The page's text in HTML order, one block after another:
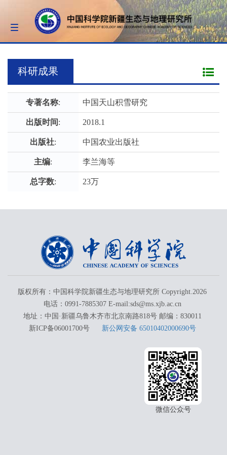
Toggle
navigation
科研成果
专著名称: 中国天山积雪研究
出版时间: 2018.1
出版社: 中国农业出版社
主编: 李兰海等
总字数: 23万
版权所有：中国科学院新疆生态与地理研究所 Copyright.2026
电话：0991-7885307 E-mail:sds@ms.xjb.ac.cn
地址：中国·新疆乌鲁木齐市北京南路818号 邮编：830011
新ICP备06001700号 新公网安备 65010402000690号
微信公众号